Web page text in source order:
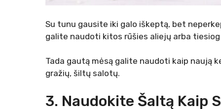
Su tunu gausite iki galo iškeptą, bet
galite naudoti kitos rūšies aliejų arba
Tada gautą mėsą galite naudoti kaip naują
gražių, šiltų salotų.
3. Naudokite Šaltą Kaip